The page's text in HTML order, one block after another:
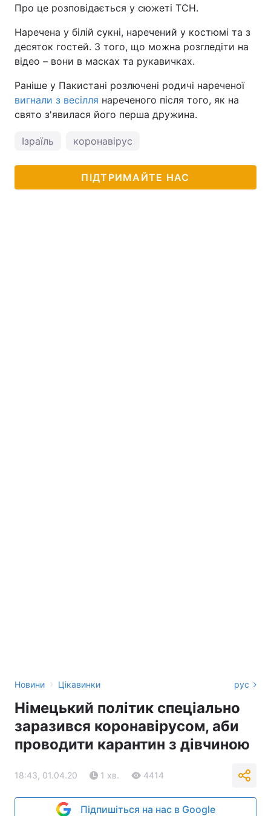
Про це розповідається у сюжеті ТСН.
Наречена у білій сукні, наречений у костюмі та з
десяток гостей. З того, що можна розгледіти на
відео – вони в масках та рукавичках.
Раніше у Пакистані розлючені родичі нареченої
вигнали з весілля нареченого після того, як на
свято з'явилася його перша дружина.
Ізраїль коронавірус
ПІДТРИМАЙТЕ НАС
Новини › Цікавинки рус
Німецький політик спеціально
заразився коронавірусом, аби
проводити карантин з дівчиною
18:43, 01.04.20 1 хв. 4414
Підпишіться на нас в Google